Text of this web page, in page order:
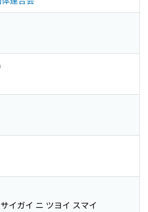
イガイ ニ ツヨイ スマイ